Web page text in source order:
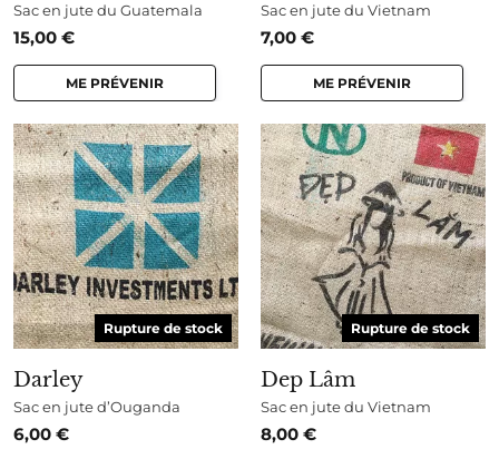
Sac en jute du Guatemala
15,00 €
ME PRÉVENIR
Sac en jute du Vietnam
7,00 €
ME PRÉVENIR
Rupture de stock
Darley
Sac en jute d’Ouganda
6,00 €
Rupture de stock
Dep Lâm
Sac en jute du Vietnam
8,00 €